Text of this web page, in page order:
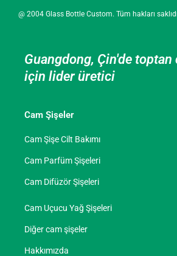
@ 2004 Glass Bottle Custom. Tüm hakları
Guangdong, Çin'de
için lider üretici
Cam Şişeler
Cam Şişe Cilt Bakımı
Cam Parfüm Şişeleri
Cam Difüzör Şişeleri
Cam Uçucu Yağ Şişeleri
Diğer cam şişeler
Hakkımızda